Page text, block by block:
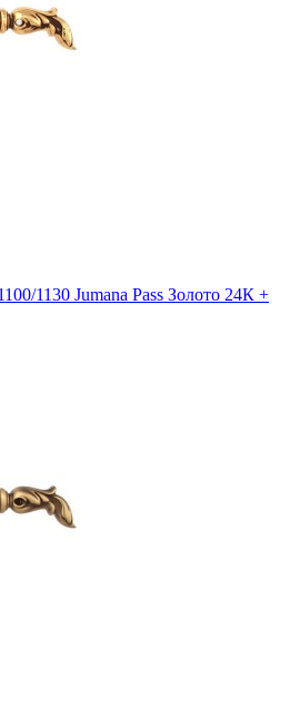
1130 Jumana Pass Золото 24К +